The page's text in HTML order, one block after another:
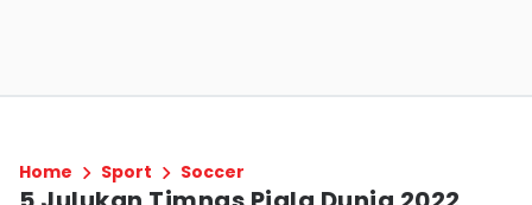
Home Sport Soccer